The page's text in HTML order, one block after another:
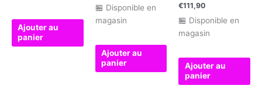
Ajouter au
panier
🏪 Disponible en
magasin
Ajouter au
panier
€111,90
🏪 Disponible en
magasin
Ajouter au
panier